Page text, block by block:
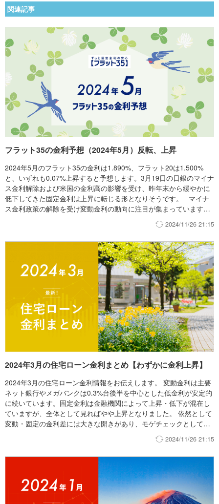
関連記事
フラット35の金利予想（2024年5月）反転、上昇
2024年5月のフラット35の金利は1.890%、フラット20は1.500%
と、いずれも0.07%上昇すると予想します。3月19日の日銀のマイナ
ス金利解除および米国の金利高の影響を受け、昨年末から緩やかに
低下してきた固定金利は上昇に転じる形となりそうです。 マイナ
ス金利政策の解除を受け変動金利の動向に注目が集まっています
が、一方で固定金利が依然として高水準で推移しており、積極的に
は固定金利を選好しにくい状況が続いています。変動金利・固定金
利の金利差を考えると、モゲチェックとしては安定した低金利が続
いている変動金利のほうが魅力的な状況であると考えています。
2024/11/26 21:15
2024年3月の住宅ローン金利まとめ【わずかに金利上昇】
2024年3月の住宅ローン金利情報をお伝えします。 変動金利は主要
ネット銀行やメガバンクは0.3%台後半を中心とした低金利が安定的
に続いています。固定金利は金融機関によって上昇・低下が混在し
ていますが、全体として見ればやや上昇となりました。 依然として
変動・固定の金利差には大きな開きがあり、モゲチェックとしては
2024/11/26 21:15